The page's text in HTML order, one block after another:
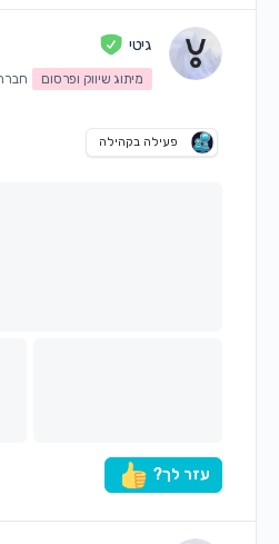
גיטי
מיתוג שיווק ופרסום חברה
פעילה בקהילה
עזר לך?